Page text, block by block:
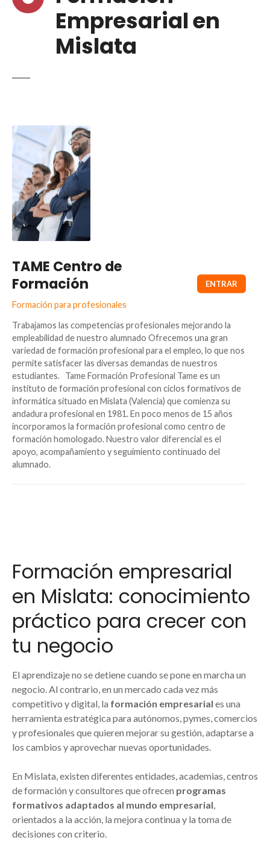
Empresarial en
Mislata
TAME Centro de
Formación
Formación para profesionales
Trabajamos las competencias profesionales mejorando la
empleabilidad de nuestro alumnado Ofrecemos una gran
variedad de formación profesional para el empleo, lo que nos
permite satisfacer las diversas demandas de nuestros
estudiantes. Tame Formación Profesional Tame es un
instituto de formación profesional con ciclos formativos de
informática situado en Mislata (Valencia) que comienza su
andadura profesional en 1981. En poco menos de 15 años
incorporamos la formación profesional como centro de
formación homologado. Nuestro valor diferencial es el
apoyo, acompañamiento y seguimiento continuado del
alumnado.
Formación empresarial
en Mislata: conocimiento
práctico para crecer con
tu negocio
El aprendizaje no se detiene cuando se pone en marcha un
negocio. Al contrario, en un mercado cada vez más
competitivo y digital, la formación empresarial es una
herramienta estratégica para autónomos, pymes, comercios
y profesionales que quieren mejorar su gestión, adaptarse a
los cambios y aprovechar nuevas oportunidades.
En Mislata, existen diferentes entidades, academias, centros
de formación y consultores que ofrecen programas
formativos adaptados al mundo empresarial
orientados a la acción, la mejora continua y la toma de
decisiones con criterio.